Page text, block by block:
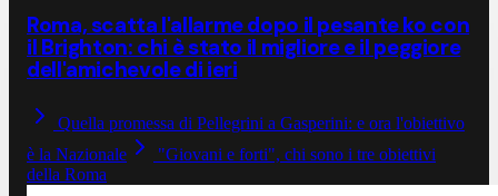
Roma, scatta l'allarme dopo il pesante ko con
il Brighton: chi è stato il migliore e il peggiore
dell'amichevole di ieri
Quella promessa di Pellegrini a Gasperini: e ora l'obiettivo
è la Nazionale
"Giovani e forti", chi sono i tre obiettivi
della Roma